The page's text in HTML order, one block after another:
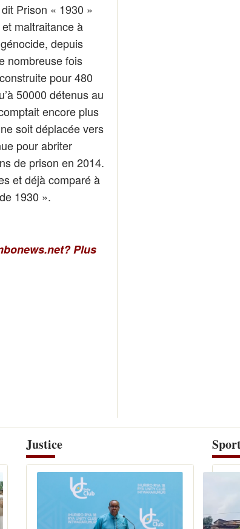
Prison « 1930 »
maltraitance à
depuis
nombreuse fois
pour 480
50000 détenus au
encore plus
soit déplacée vers
pour abriter
de prison en 2014.
et déjà comparé à
1930 ».
Plus
Justice